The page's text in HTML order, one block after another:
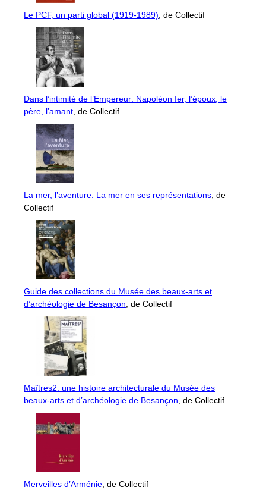
Le PCF, un parti global (1919-1989), de Collectif
Dans l’intimité de l’Empereur: Napoléon Ier, l’époux, le
père, l’amant, de Collectif
La mer, l’aventure: La mer en ses représentations, de
Collectif
Guide des collections du Musée des beaux-arts et
d’archéologie de Besançon, de Collectif
Maîtres2: une histoire architecturale du Musée des
beaux-arts et d’archéologie de Besançon, de Collectif
Merveilles d’Arménie, de Collectif